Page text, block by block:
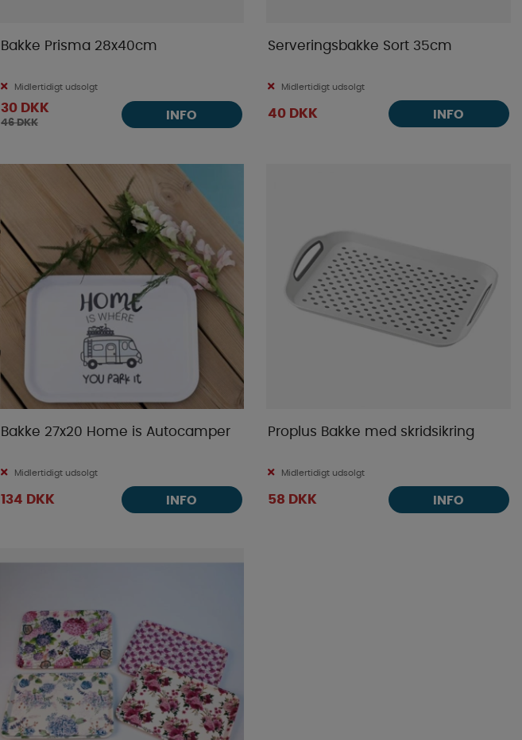
Bakke Prisma 28x40cm
Midlertidigt udsolgt
30 DKK
46 DKK
INFO
Serveringsbakke Sort 35cm
Midlertidigt udsolgt
40 DKK INFO
Bakke 27x20 Home is Autocamper
Midlertidigt udsolgt
134 DKK INFO
Proplus Bakke med skridsikring
Midlertidigt udsolgt
58 DKK INFO